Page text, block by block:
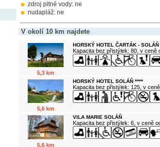
zdroj pitné vody: ne
nudapláž: ne
V okolí 10 km najdete
5,3 km
HORSKÝ HOTEL ČARTÁK - SOLÁŇ
Kapacita bez přistýlek: 80, v ceně
5,6 km
HORSKÝ HOTEL SOLÁŇ ****
Kapacita bez přistýlek: 125, v
5,6 km
VILA MARIE SOLÁŇ
Kapacita bez přistýlek: 6, v ceně